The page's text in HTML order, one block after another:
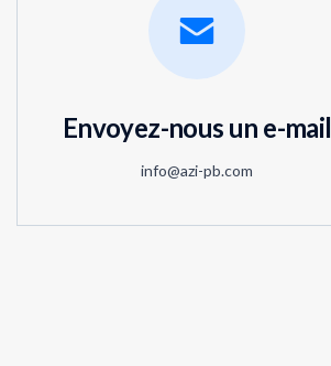
Envoyez-nous un e-mail
info@azi-pb.com